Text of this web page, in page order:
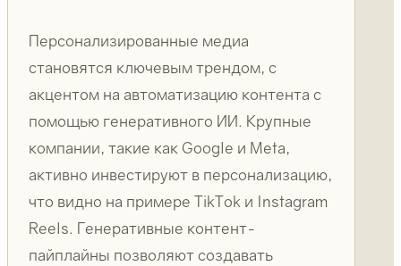
Персонализированные медиа
становятся ключевым трендом, с
акцентом на автоматизацию контента с
помощью генеративного ИИ. Крупные
компании, такие как Google и Meta,
активно инвестируют в персонализацию,
что видно на примере TikTok и Instagram
Reels. Генеративные контент-
пайплайны позволяют создавать